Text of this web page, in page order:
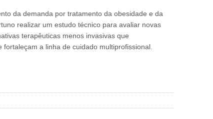
da demanda por tratamento da obesidade e da
realizar um estudo técnico para avaliar novas
terapêuticas menos invasivas que
a linha de cuidado multiprofissional.